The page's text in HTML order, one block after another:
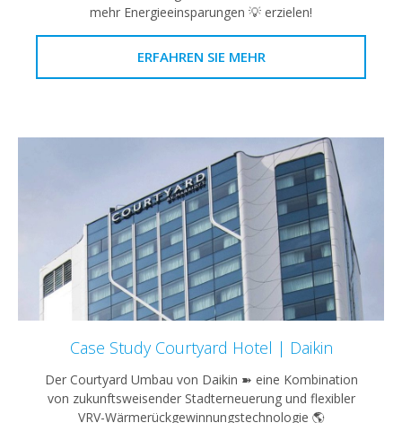
mehr Energieeinsparungen 💡 erzielen!
ERFAHREN SIE MEHR
Case Study Courtyard Hotel | Daikin
Der Courtyard Umbau von Daikin ➽ eine Kombination
von zukunftsweisender Stadterneuerung und flexibler
VRV-Wärmerückgewinnungstechnologie 🌎